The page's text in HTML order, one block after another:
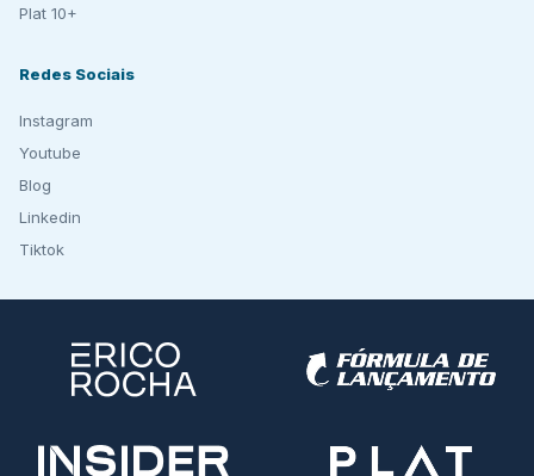
Plat 10+
Redes Sociais
Instagram
Youtube
Blog
Linkedin
Tiktok